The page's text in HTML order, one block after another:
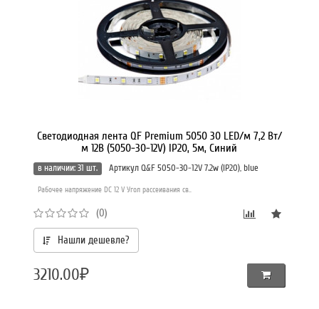
Светодиодная лента QF Premium 5050 30 LED/м 7,2 Вт/
м 12В (5050-30-12V) IP20, 5м, Синий
в наличии: 31 шт. Артикул Q&F 5050-30-12V 7.2w (IP20), blue
Рабочее напряжение DC 12 V Угол рассеивания св..
(0)
Нашли дешевле?
3210.00₽